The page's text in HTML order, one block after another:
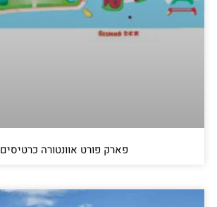
פארק פורט אוונטורה כרטיסים